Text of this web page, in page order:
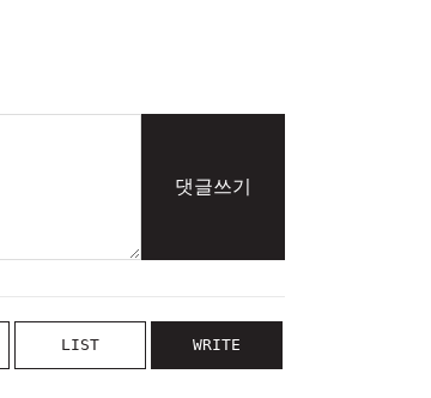
댓글쓰기
LIST WRITE